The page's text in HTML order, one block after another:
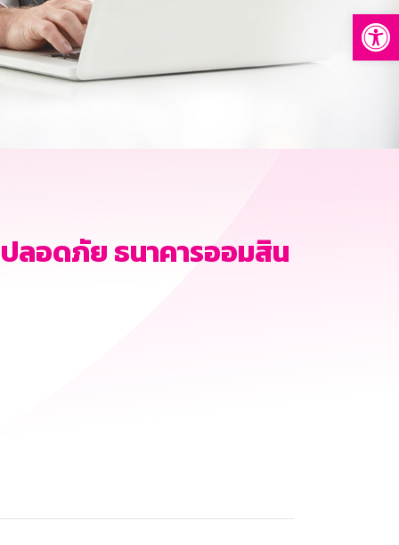
ปลอดภัย ธนาคารออมสิน